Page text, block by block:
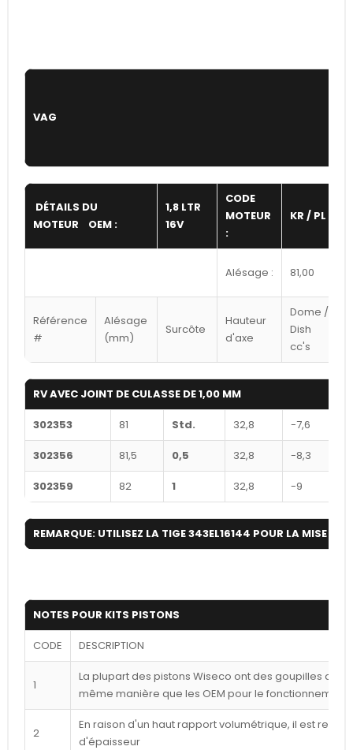
VAG
DÉTAILS DU
MOTEUR OEM :
1,8 LTR
16V
CODE
MOTEUR
:
KR / PL
Alésage : 81,00
Référence
#
Alésage
(mm)
Surcôte
Hauteur
d'axe
Dome /
Dish
cc's
RV AVEC JOINT DE CULASSE DE 1,00 MM
302353 81 Std. 32,8 -7,6
302356 81,5 0,5 32,8 -8,3
302359 82 1 32,8 -9
REMARQUE: UTILISEZ LA TIGE 343EL16144 POUR LA MISE À
NOTES POUR KITS PISTONS
CODE DESCRIPTION
1
La plupart des pistons Wiseco ont des goupilles
même manière que les OEM pour le fonctionnement
2
En raison d'un haut rapport volumétrique, il est
d'épaisseur